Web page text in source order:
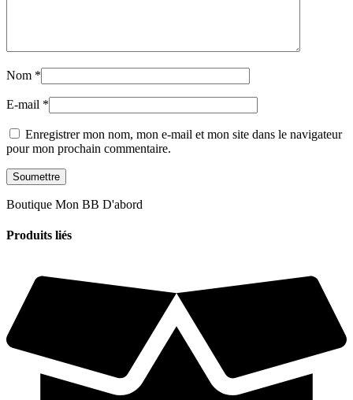
Nom *
E-mail *
Enregistrer mon nom, mon e-mail et mon site dans le navigateur
pour mon prochain commentaire.
Boutique Mon BB D'abord
Produits liés